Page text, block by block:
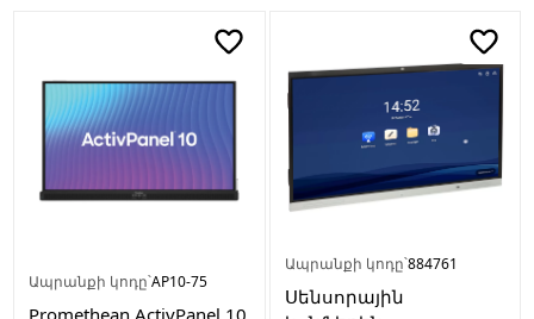
Ապրանքի կոդը՝AP10-75
Ապրանքի կոդը՝884761
Սենսորային